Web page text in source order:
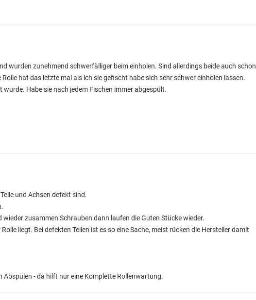
wurden zunehmend schwerfälliger beim einholen. Sind allerdings beide auch schon
hat das letzte mal als ich sie gefischt habe sich sehr schwer einholen lassen.
Habe sie nach jedem Fischen immer abgespült.
und Achsen defekt sind.
zusammen Schrauben dann laufen die Guten Stücke wieder.
liegt. Bei defekten Teilen ist es so eine Sache, meist rücken die Hersteller damit
Abspülen - da hilft nur eine Komplette Rollenwartung.